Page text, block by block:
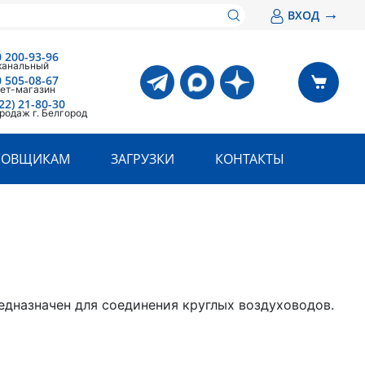
ВХОД →
200-93-96
505-08-67
магазин
21-80-30
г. Белгород
ЗАГРУЗКИ КОНТАКТЫ
для соединения круглых воздуховодов.